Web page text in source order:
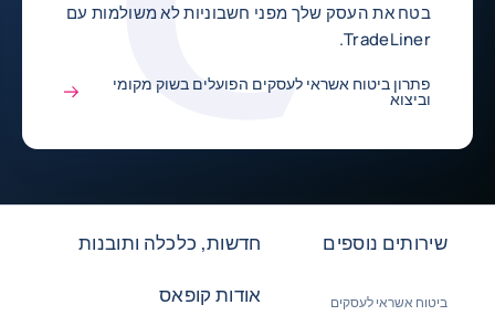
בטח את העסק שלך מפני חשבוניות לא משולמות עם
TradeLiner.
פתרון ביטוח אשראי לעסקים הפועלים בשוק מקומי
וביצוא
שירותים נוספים
ביטוח אשראי לעסקים
חדשות, כלכלה ותובנות
אודות קופאס